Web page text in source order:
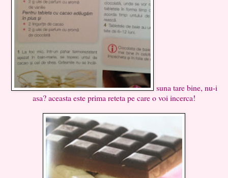
suna tare bine, nu-i
asa? aceasta este prima reteta pe care o voi incerca!